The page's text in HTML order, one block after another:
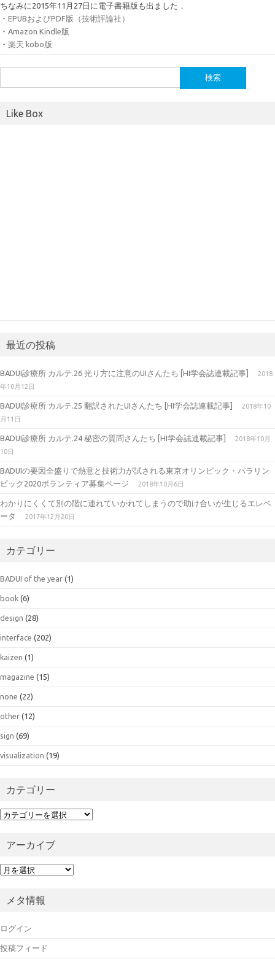
ちなみに2015年11月27日に電子書籍版も出ました．
・ EPUBおよびPDF版（技術評論社）
・ Amazon Kindle版
・ 楽天 kobo版
索:
Like Box
最近の投稿
BADUI診療所 カルテ.26 光り方に注意のUIさんたち [HI学会誌連載記事]
2018
年10月12日
BADUI診療所 カルテ.25 翻訳されたUIさんたち [HI学会誌連載記事]
2018年10
月11日
BADUI診療所 カルテ.24 秘密の質問さんたち [HI学会誌連載記事]
2018年10月
10日
BADUIの要因全盛りで熱意と技術力が試される東京オリンピック・パラリン
ピック2020ボランティア募集ページ
2018年10月6日
わかりにくくて別の階に連れていかれてしまうので助け合いが生じるエレベ
ータ
2017年12月20日
カテゴリー
BADUI of the year (1)
book (6)
design (28)
interface (202)
kaizen (1)
magazine (15)
none (22)
other (12)
sign (69)
visualization (19)
カテゴリー
カ
アーカイブ
ア
イメタ情報
ログイン
投稿フィード